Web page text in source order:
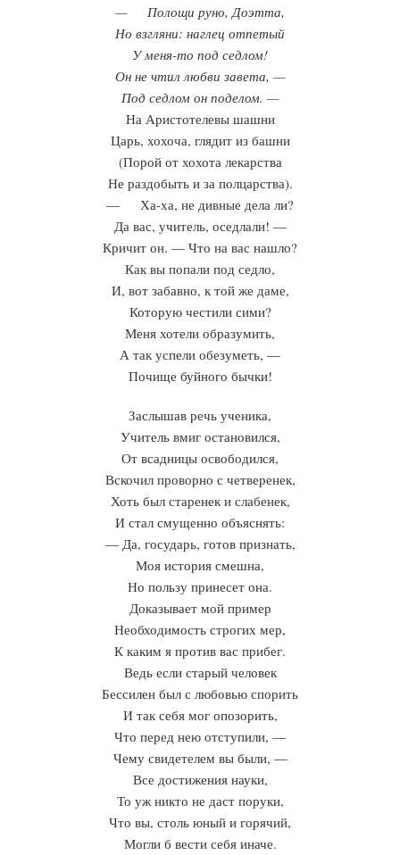
— Полощи руно, Доэтта,
Но взгляни: наглец отпетый
У меня-то под седлом!
Он не чтил любви завета, —
Под седлом он поделом. —
На Аристотелевы шашни
Царь, хохоча, глядит из башни
(Порой от хохота лекарства
Не раздобыть и за полцарства).
— Ха-ха, не дивные дела ли?
Да вас, учитель, оседлали! —
Кричит он. — Что на вас нашло?
Как вы попали под седло,
И, вот забавно, к той же даме,
Которую честили сими?
Меня хотели образумить,
А так успели обезуметь, —
Почище буйного бычки!
Заслышав речь ученика,
Учитель вмиг остановился,
От всадницы освободился,
Вскочил проворно с четверенек,
Хоть был старенек и слабенек,
И стал смущенно объяснять:
— Да, государь, готов признать,
Моя история смешна,
Но пользу принесет она.
Доказывает мой пример
Необходимость строгих мер,
К каким я против вас прибег.
Ведь если старый человек
Бессилен был с любовью спорить
И так себя мог опозорить,
Что перед нею отступили, —
Чему свидетелем вы были, —
Все достижения науки,
То уж никто не даст поруки,
Что вы, столь юный и горячий,
Могли б вести себя иначе.